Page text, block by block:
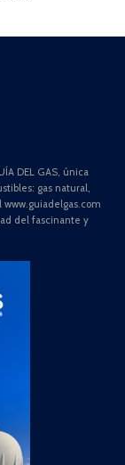
DEL GAS, única
gas natural,
www.guiadelgas.com
del fascinante y